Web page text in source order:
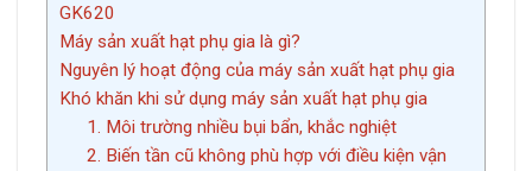
GK620
Máy sản xuất hạt phụ gia là gì?
Nguyên lý hoạt động của máy sản xuất hạt phụ gia
Khó khăn khi sử dụng máy sản xuất hạt phụ gia
1. Môi trường nhiều bụi bẩn, khắc nghiệt
2. Biến tần cũ không phù hợp với điều kiện vận